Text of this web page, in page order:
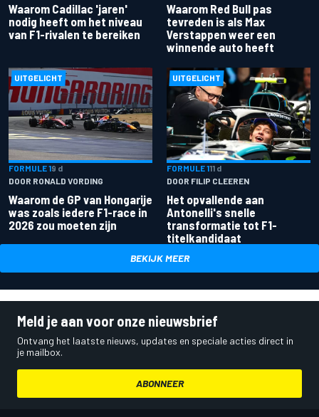
Waarom Cadillac 'jaren'
nodig heeft om het niveau
van F1-rivalen te bereiken
Waarom Red Bull pas
tevreden is als Max
Verstappen weer een
winnende auto heeft
UITGELICHT
FORMULE 19 d
DOOR RONALD VORDING
Waarom de GP van Hongarije
was zoals iedere F1-race in
2026 zou moeten zijn
UITGELICHT
FORMULE 111 d
DOOR FILIP CLEEREN
Het opvallende aan
Antonelli's snelle
transformatie tot F1-
titelkandidaat
BEKIJK MEER
Meld je aan voor onze nieuwsbrief
Ontvang het laatste nieuws, updates en speciale acties direct in
je mailbox.
ABONNEER